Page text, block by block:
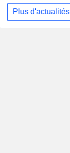
Plus d'actualités